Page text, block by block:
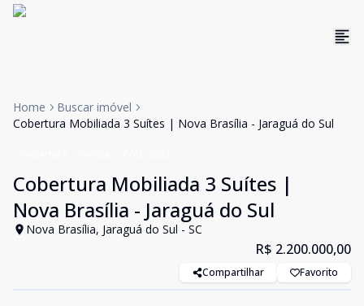
Home
Buscar imóvel
Cobertura Mobiliada 3 Suítes | Nova Brasília - Jaraguá do Sul
Cobertura Mobiliada 3 Suítes |
Nova Brasília - Jaraguá do Sul
Nova Brasília, Jaraguá do Sul - SC
R$ 2.200.000,00
Compartilhar Favorito